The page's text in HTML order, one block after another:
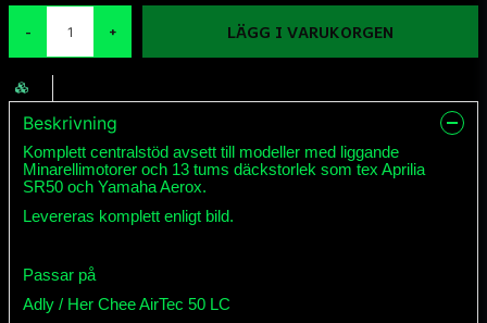
- + LÄGG I VARUKORGEN
Beskrivning
Komplett centralstöd avsett till modeller med liggande
Minarellimotorer och 13 tums däckstorlek som tex Aprilia
SR50 och Yamaha Aerox.
Levereras komplett enligt bild.
Passar på
Adly / Her Chee AirTec 50 LC